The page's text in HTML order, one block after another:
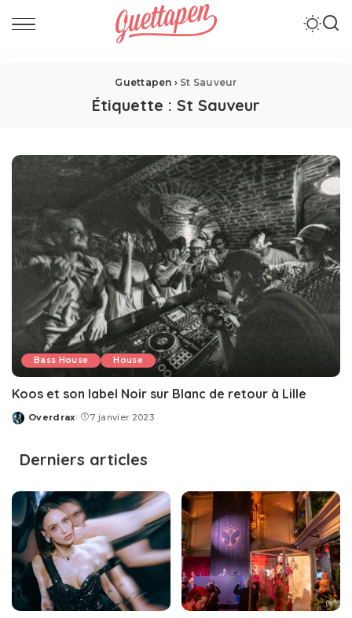
Guettapen › St Sauveur
Étiquette : St Sauveur
Bass House House
Koos et son label Noir sur Blanc de retour à Lille
Posted
Overdrax 7 janvier 2023
Derniers articles